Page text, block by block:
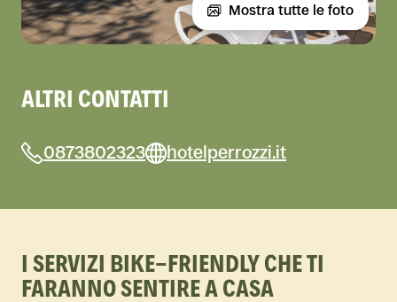
Mostra tutte le foto
ALTRI CONTATTI
0873802323 hotelperrozzi.it
I SERVIZI BIKE-FRIENDLY CHE TI
FARANNO SENTIRE A CASA